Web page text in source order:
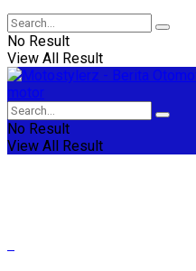
No Result
View All Result
No Result
View All Result